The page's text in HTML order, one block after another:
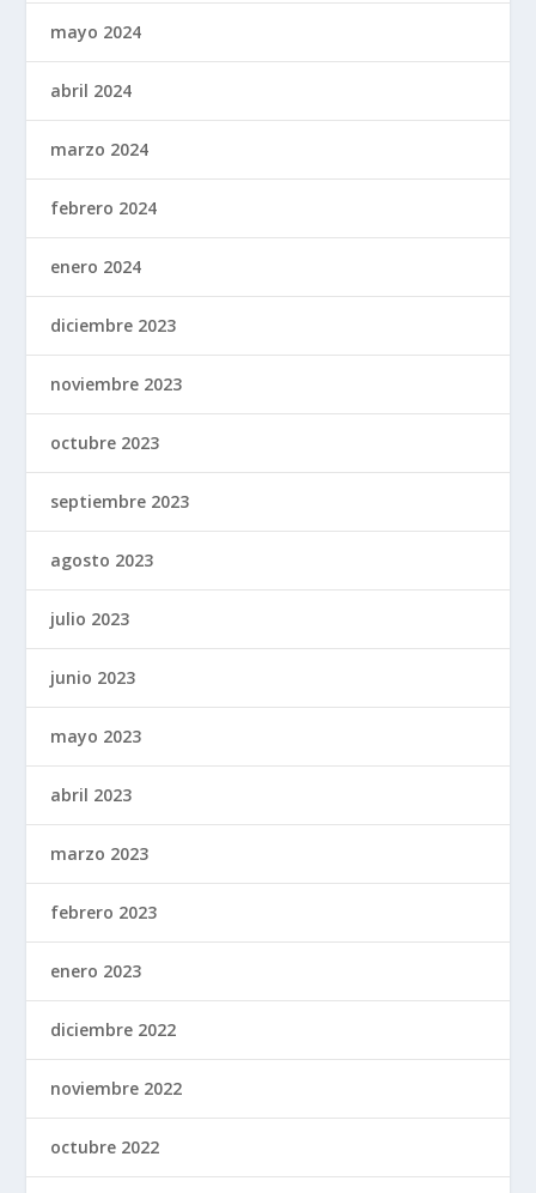
mayo 2024
abril 2024
marzo 2024
febrero 2024
enero 2024
diciembre 2023
noviembre 2023
octubre 2023
septiembre 2023
agosto 2023
julio 2023
junio 2023
mayo 2023
abril 2023
marzo 2023
febrero 2023
enero 2023
diciembre 2022
noviembre 2022
octubre 2022